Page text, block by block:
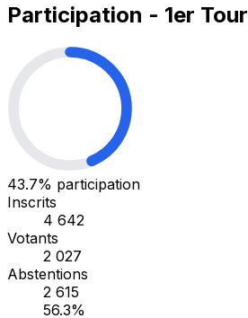
Participation - 1er Tour
43.7% participation
Inscrits
4 642
Votants
2 027
Abstentions
2 615
56.3%